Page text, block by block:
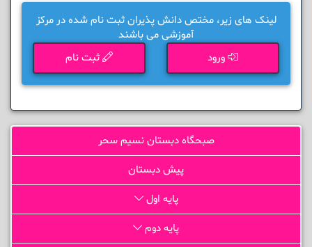
لینک های زیر، مختص دانش پذیران ثبت نام شده در مرکز
آموزشی می باشند
ورود
ثبت نام
صبحگاه دبستان نسیم سحر
پیش دبستان
پایه اول
پایه دوم